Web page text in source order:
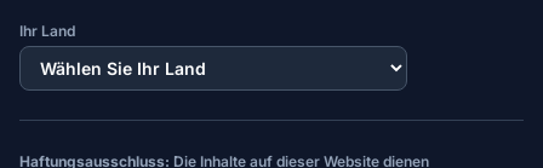
Ihr Land
Haftungsausschluss: Die Inhalte auf dieser Website dienen